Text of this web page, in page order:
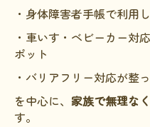
社会保障制度
難病研究班の情報発信
HAM研究班
移行期医療
・身体障害者手帳で利用
・車いす・ベビーカー対
ポット
・バリアフリー対応が整
を中心に、 家族で無理な
す。